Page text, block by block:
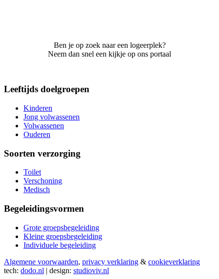
Ben je op zoek naar een logeerplek?
Neem dan snel een kijkje op ons portaal
Leeftijds doelgroepen
Kinderen
Jong volwassenen
Volwassenen
Ouderen
Soorten verzorging
Toilet
Verschoning
Medisch
Begeleidingsvormen
Grote groepsbegeleiding
Kleine groepsbegeleiding
Individuele begeleiding
Algemene voorwaarden, privacy verklaring & cookieverklaring
tech: dodo.nl | design: studioviv.nl